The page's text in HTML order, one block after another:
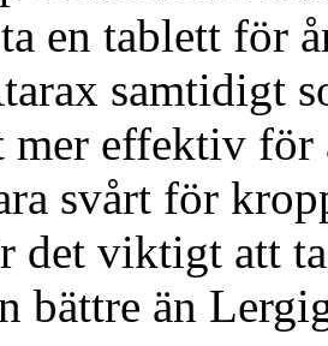
en tablett för
samtidigt
mer effektiv
svårt för
det viktigt att
bättre än